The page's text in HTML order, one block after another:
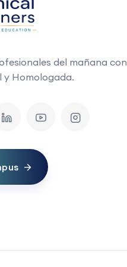
del mañana con
y Homologada.